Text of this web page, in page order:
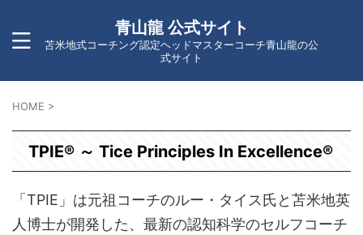
青山龍 公式サイト
苫米地式コーチング認定ヘッドマスターコーチ青山龍の公
式サイト
HOME >
TPIE® ～ Tice Principles In Excellence®
「TPIE」は元祖コーチのルー・タイス氏と苫米地英
人博士が開発した、最新の認知科学のセルフコーチ